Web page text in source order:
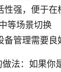
性强，便于在
等场景切换
备管理需要良
法：如果你